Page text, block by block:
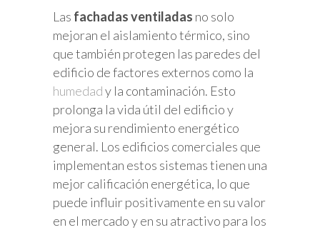
Las fachadas ventiladas no solo
mejoran el aislamiento térmico, sino
que también protegen las paredes del
edificio de factores externos como la
humedady la contaminación. Esto
prolonga la vida útil del edificio y
mejora su rendimiento energético
general. Los edificios comerciales que
implementan estos sistemas tienen una
mejor calificación energética, lo que
puede influir positivamente en su valor
en el mercado y en su atractivo para los